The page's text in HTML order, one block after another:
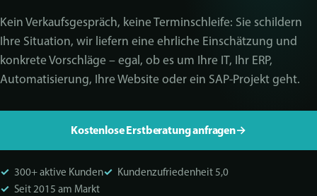
Kein Verkaufsgespräch, keine Terminschleife: Sie schildern
Ihre Situation, wir liefern eine ehrliche Einschätzung und
konkrete Vorschläge – egal, ob es um Ihre IT, Ihr ERP,
Automatisierung, Ihre Website oder ein SAP-Projekt geht.
Kostenlose Erstberatung anfragen→
✓ 300+ aktive Kunden✓ Kundenzufriedenheit 5,0
✓ Seit 2015 am Markt